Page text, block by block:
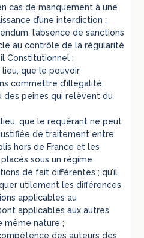
cas de manquement à une
d’une interdiction ;
l’absence de sanctions
au contrôle de la régularité
Constitutionnel ;
que le pouvoir
commettre d’illégalité,
des peines qui relèvent du
que le requérant ne peut
de traitement entre
hors de France et les
sous un régime
de fait différentes ; qu’il
utilement les différences
applicables au
applicables aux autres
même nature ;
des auteurs des